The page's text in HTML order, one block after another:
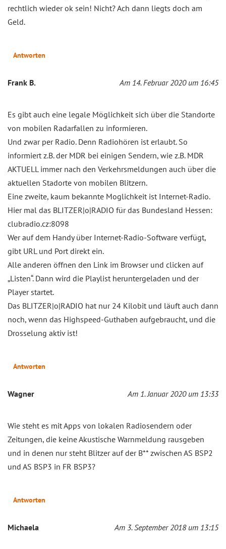
rechtlich wieder ok sein! Nicht? Ach dann liegts doch am
Geld.
Antworten
Frank B. Am 14. Februar 2020 um 16:45
Es gibt auch eine legale Möglichkeit sich über die Standorte
von mobilen Radarfallen zu informieren.
Und zwar per Radio. Denn Radiohören ist erlaubt. So
informiert z.B. der MDR bei einigen Sendern, wie z.B. MDR
AKTUELL immer nach den Verkehrsmeldungen auch über die
aktuellen Stadorte von mobilen Blitzern.
Eine zweite, kaum bekannte Moglichkeit ist Internet-Radio.
Hier mal das BLITZER|o|RADIO für das Bundesland Hessen:
clubradio.cz:8098
Wer auf dem Handy über Internet-Radio-Software verfügt,
gibt URL und Port direkt ein.
Alle anderen öffnen den Link im Browser und clicken auf
„Listen“. Dann wird die Playlist heruntergeladen und der
Player startet.
Das BLITZER|o|RADIO hat nur 24 Kilobit und läuft auch dann
noch, wenn das Highspeed-Guthaben aufgebraucht, und die
Drosselung aktiv ist!
Antworten
Wagner Am 1. Januar 2020 um 13:33
Wie steht es mit Apps von lokalen Radiosendern oder
Zeitungen, die keine Akustische Warnmeldung rausgeben
und in denen nur steht Blitzer auf der B** zwischen AS BSP2
und AS BSP3 in FR BSP3?
Antworten
Michaela Am 3. September 2018 um 13:15